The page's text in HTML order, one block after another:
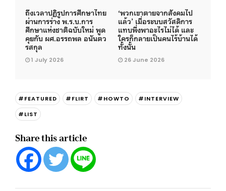
ถึงเวลาปฏิรูปการศึกษาไทย
ผ่านการร่าง พ.ร.บ.การ
ศึกษาแห่งชาติฉบับใหม่ พูด
คุยกับ ผศ.อรรถพล อนันตว
รสกุล
1 July 2026
‘พวกเขาตายจากสังคมไป
แล้ว’ เมื่อระบบสวัสดิการ
แทบพึ่งพาอะไรไม่ได้ และ
ใครก็กลายเป็นคนไร้บ้านได้
ทั้งนั้น
26 June 2026
#FEATURED #FLIRT #HOWTO
#INTERVIEW
#LIST
Share this article